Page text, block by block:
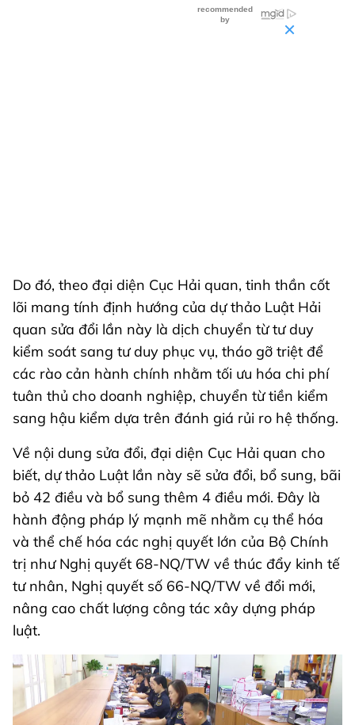
Do đó, theo đại diện Cục Hải quan, tinh thần cốt
lõi mang tính định hướng của dự thảo Luật Hải
quan sửa đổi lần này là dịch chuyển từ tư duy
kiểm soát sang tư duy phục vụ, tháo gỡ triệt để
các rào cản hành chính nhằm tối ưu hóa chi phí
tuân thủ cho doanh nghiệp, chuyển từ tiền kiểm
sang hậu kiểm dựa trên đánh giá rủi ro hệ thống.
Về nội dung sửa đổi, đại diện Cục Hải quan cho
biết, dự thảo Luật lần này sẽ sửa đổi, bổ sung, bãi
bỏ 42 điều và bổ sung thêm 4 điều mới. Đây là
hành động pháp lý mạnh mẽ nhằm cụ thể hóa
và thể chế hóa các nghị quyết lớn của Bộ Chính
trị như Nghị quyết 68-NQ/TW về thúc đẩy kinh tế
tư nhân, Nghị quyết số 66-NQ/TW về đổi mới,
nâng cao chất lượng công tác xây dựng pháp
luật.